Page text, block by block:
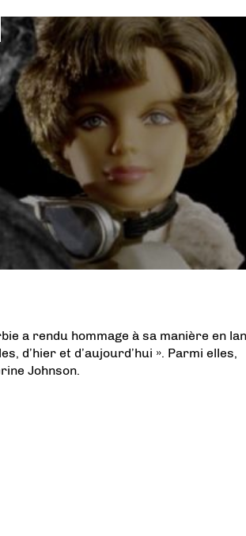
a rendu hommage à sa manière en
d’hier et d’aujourd’hui ». Parmi elles,
Johnson.